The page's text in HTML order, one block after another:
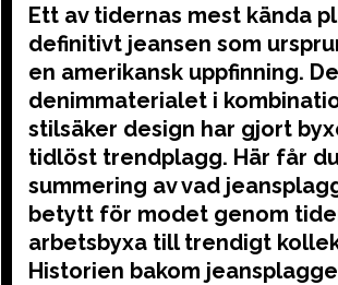
Ett av tidernas mest kända
definitivt jeansen som
en amerikansk uppfinning.
denimmaterialet i
stilsäker design har gjort
tidlöst trendplagg. Här får
summering av vad
betytt för modet genom
arbetsbyxa till trendigt
Historien bakom